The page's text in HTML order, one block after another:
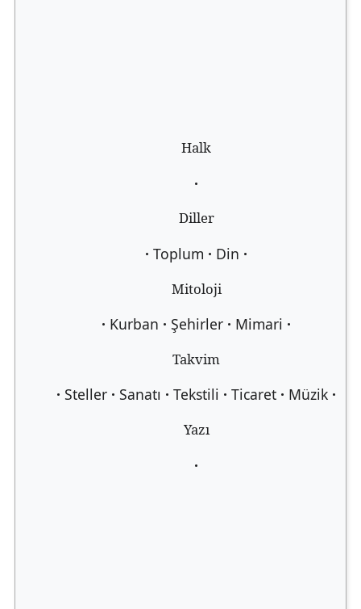
Halk
Diller
Toplum Din
Mitoloji
Kurban Şehirler Mimari
Takvim
Steller Sanatı Tekstili Ticaret Müzik
Yazı